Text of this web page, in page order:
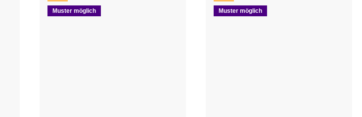
Muster möglich Muster möglich